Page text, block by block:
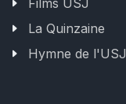
Films USJ
La Quinzaine
Hymne de l'USJ